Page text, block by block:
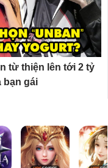
từ thiện lên tới 2 tỷ
bạn gái